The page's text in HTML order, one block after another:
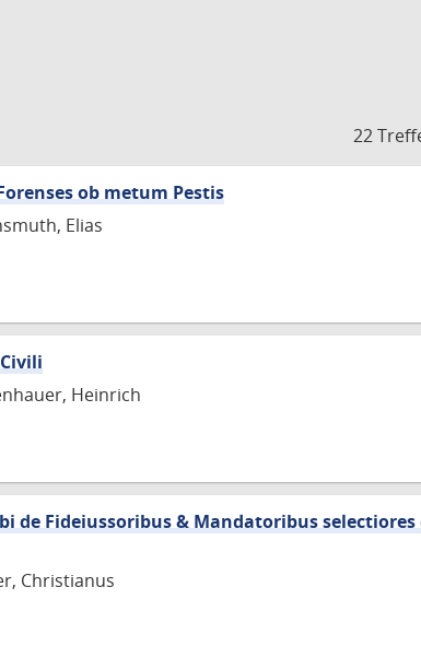
22
ob metum Pestis
Elias
Heinrich
de Fideiussoribus & Mandatoribus selectiores
Christianus